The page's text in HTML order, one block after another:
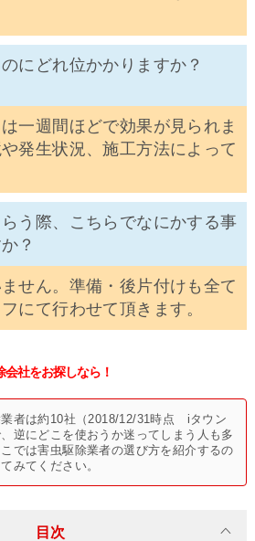
にどれ位かかりますか？
一週間ほどで効果が見られま
発生状況、施工方法によって
う際、こちらでなにかする事
？
せん。準備・後片付けも全て
にて行わせて頂きます。
社をお探しなら！
者は約10社（2018/12/31時点 iタウン
逆にどこを使おうか迷ってしまう人も多
では害虫駆除業者の選び方を紹介するの
みてください。
目次